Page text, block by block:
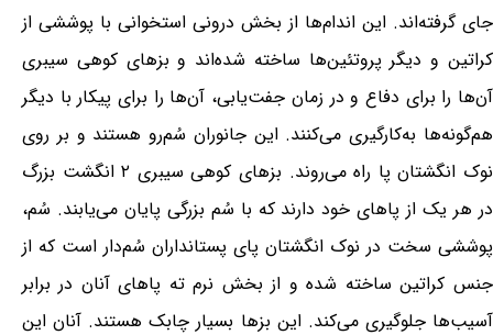
جای گرفته‌اند. این اندام‌ها از بخش درونی استخوانی با پوششی از
کراتین و دیگر پروتئین‌ها ساخته شده‌اند و بزهای کوهی سیبری
آن‌ها را برای دفاع و در زمان جفت‌یابی، آن‌ها را برای پیکار با دیگر
هم‌گونه‌ها به‌کارگیری می‌کنند. این جانوران سُم‌رو هستند و بر روی
نوک انگشتان پا راه می‌روند. بزهای کوهی سیبری ۲ انگشت بزرگ
در هر یک از پاهای خود دارند که با سُم بزرگی پایان می‌یابند. سُم،
پوششی سخت در نوک انگشتان پای پستانداران سُم‌دار است که از
جنس کراتین ساخته شده و از بخش نرم ته پاهای آنان در برابر
آسیب‌ها جلوگیری می‌کند. این بزها بسیار چابک هستند. آنان این